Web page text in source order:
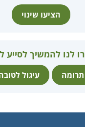
הציעו שינוי
לנו להמשיך לסייע
תרומה עיגול